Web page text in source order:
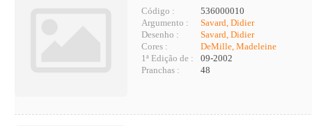
Código :
536000010
Argumento :
Savard, Didier
Desenho :
Savard, Didier
Cores :
DeMille, Madeleine
1ª Edição de :
09-2002
Pranchas :
48